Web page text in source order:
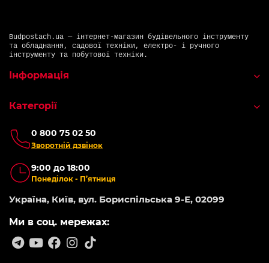
Budpostach.ua — інтернет-магазин будівельного інструменту
та обладнання, садової техніки, електро- і ручного
інструменту та побутової техніки.
0 800 75 02 50
Зворотній дзвінок
9:00 до 18:00
Понеділок - П’ятниця
Україна, Київ, вул. Бориспільська 9-Е, 02099
Ми в соц. мережах:
Інформація
Категорії